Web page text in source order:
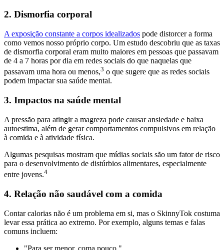
2. Dismorfia corporal
A exposição constante a corpos idealizados pode distorcer a forma
como vemos nosso próprio corpo. Um estudo descobriu que as taxas
de dismorfia corporal eram muito maiores em pessoas que passavam
de 4 a 7 horas por dia em redes sociais do que naquelas que
passavam uma hora ou menos,3 o que sugere que as redes sociais
podem impactar sua saúde mental.
3. Impactos na saúde mental
A pressão para atingir a magreza pode causar ansiedade e baixa
autoestima, além de gerar comportamentos compulsivos em relação
à comida e à atividade física.
Algumas pesquisas mostram que mídias sociais são um fator de risco
para o desenvolvimento de distúrbios alimentares, especialmente
entre jovens.4
4. Relação não saudável com a comida
Contar calorias não é um problema em si, mas o SkinnyTok costuma
levar essa prática ao extremo. Por exemplo, alguns temas e falas
comuns incluem:
"Para ser menor, coma pouco."